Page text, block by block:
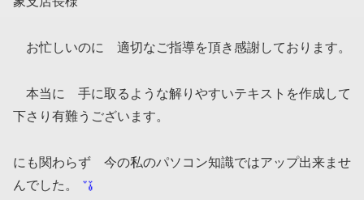
お忙しいのに 適切なご指導を頂き感謝しております。
本当に 手に取るような解りやすいテキストを作成して
下さり有難うございます。
にも関わらず 今の私のパソコン知識ではアップ出来ませ
んでした。